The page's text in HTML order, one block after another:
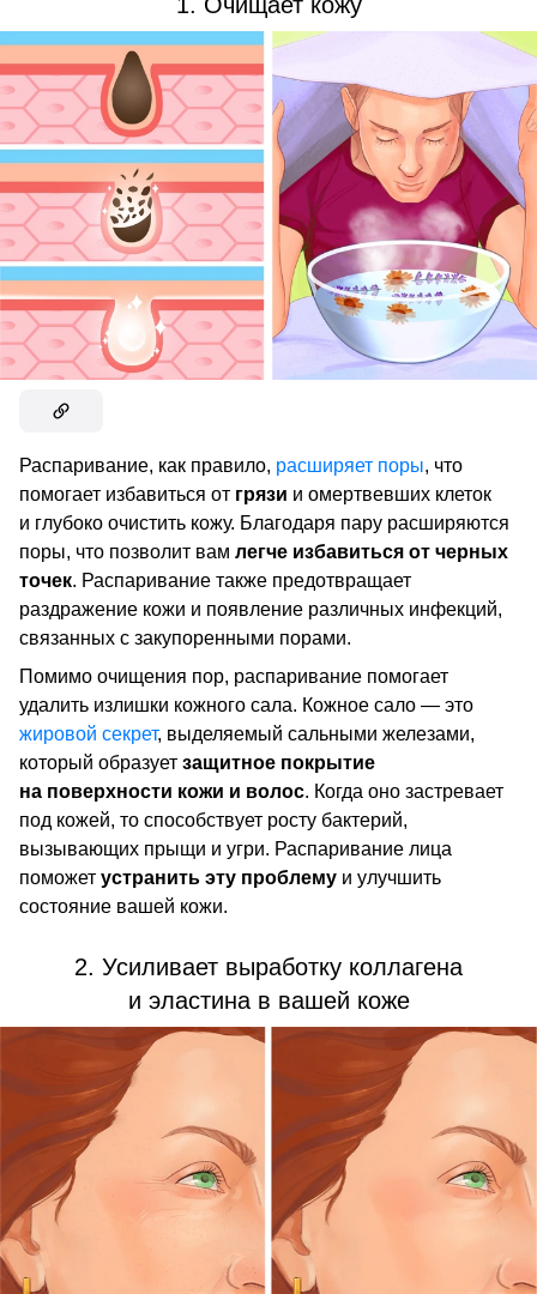
Распаривание, как правило, расширяет поры, что
помогает избавиться от грязи и омертвевших клеток
и глубоко очистить кожу. Благодаря пару расширяются
поры, что позволит вам легче избавиться от черных
точек. Распаривание также предотвращает
раздражение кожи и появление различных инфекций,
связанных с закупоренными порами.
Помимо очищения пор, распаривание помогает
удалить излишки кожного сала. Кожное сало — это
жировой секрет, выделяемый сальными железами,
который образует защитное покрытие
на поверхности кожи и волос. Когда оно застревает
под кожей, то способствует росту бактерий,
вызывающих прыщи и угри. Распаривание лица
поможет устранить эту проблему и улучшить
состояние вашей кожи.
2. Усиливает выработку коллагена
и эластина в вашей коже